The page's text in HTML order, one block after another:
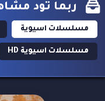
ربما تود
مسلسلات اسيوية
مسلسلات اسيوية HD